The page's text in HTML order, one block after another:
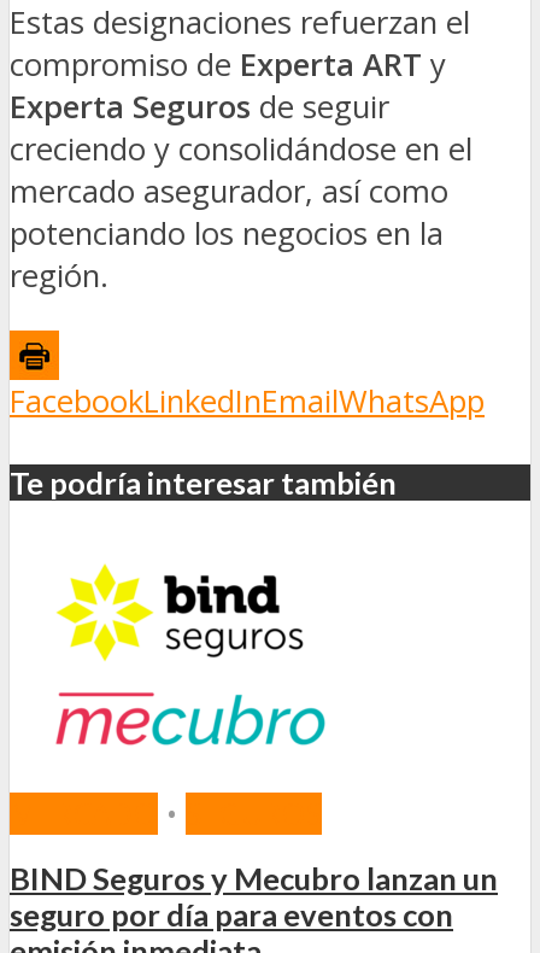
Estas designaciones refuerzan el
compromiso de Experta ART y
Experta Seguros de seguir
creciendo y consolidándose en el
mercado asegurador, así como
potenciando los negocios en la
región.
FacebookLinkedInEmailWhatsApp
Te podría interesar también
•
BIND Seguros y Mecubro lanzan un
seguro por día para eventos con